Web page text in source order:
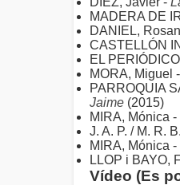
MADERA DE
DANIEL,
CASTELLÓN
EL
MORA, Miguel -
PARROQUIA
Jaime (2015)
MIRA, Mónica -
J. A. P. / M. R.
MIRA, Mónica -
LLOP i BAYO,
Vídeo (Es